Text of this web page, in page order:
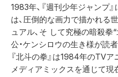
1983年、『週刊少年ジャンプ
は、圧倒的な画力で描かれる
ュアル、そ して究極の暗殺拳
公・ケンシロウの生き様が読
『北斗の拳』は1984年のTV
メディアミックスを通じて